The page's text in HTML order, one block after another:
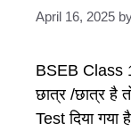
April 16, 2025
BSEB Class
छात्र /छात्र है
Test दिया